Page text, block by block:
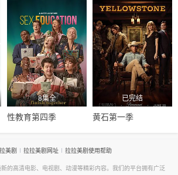
8集全
性教育第四季
已完结
黄石第一季
美剧 拉拉美剧网址 拉拉美剧使用帮助
的高清电影、电视剧、动漫等精彩内容。我们的平台拥有广泛